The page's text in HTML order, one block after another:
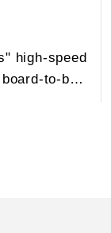
high-speed
to-b…